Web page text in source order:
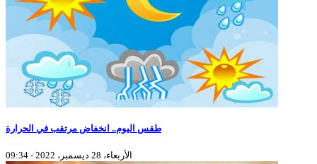
طقس اليوم.. انخفاض مرتقب في الحرارة
الأربعاء، 28 ديسمبر، 2022 - 09:34